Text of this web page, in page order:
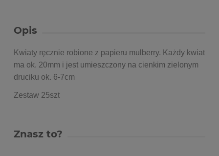
Opis
Kwiaty ręcznie robione z papieru mulberry. Każdy kwiat
ma ok. 20mm i jest umieszczony na cienkim zielonym
druciku ok. 6-7cm
Zestaw 25szt
Znasz to?